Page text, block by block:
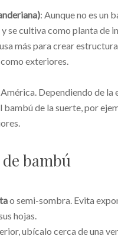
: Aunque no es un
se cultiva como planta de
usa más para crear
exteriores.
Dependiendo de la
de la suerte, por
bambú
o semi-sombra. Evita
hojas.
ubícalo cerca de una